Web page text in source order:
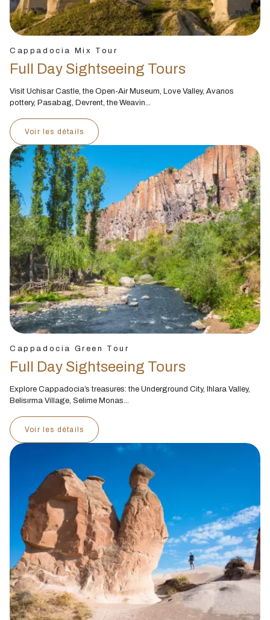
Cappadocia Mix Tour
Full Day Sightseeing Tours
Visit Uchisar Castle, the Open-Air Museum, Love Valley, Avanos
pottery, Pasabag, Devrent, the Weavin...
Voir les détails
Cappadocia Green Tour
Full Day Sightseeing Tours
Explore Cappadocia’s treasures: the Underground City, Ihlara Valley,
Belisırma Village, Selime Monas...
Voir les détails